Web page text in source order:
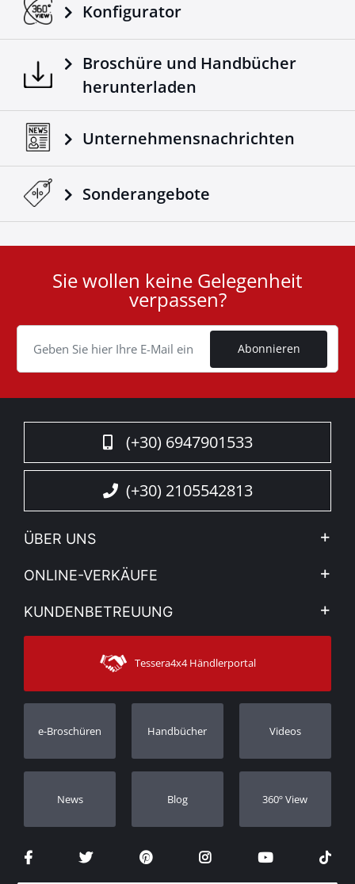
Konfigurator
Broschüre und Handbücher
herunterladen
Unternehmensnachrichten
Sonderangebote
Cookie
Sie wollen keine Gelegenheit
verpassen?
Abonnieren
(+30) 6947901533
(+30) 2105542813
ÜBER UNS
Firma
Sehen Sie unsere Nachrichten
Sitemap
ONLINE-VERKÄUFE
Mein Konto
Versandarten
KUNDENBETREUUNG
Kontakt
Kundendienst
Bestellung verfolgen
Händler
Tessera4x4 Händlerportal
e-Broschüren Handbücher Videos
Νews Blog 360º View